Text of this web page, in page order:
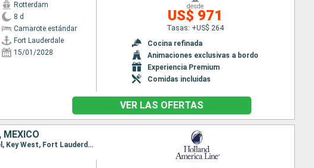
Rotterdam
8 d
Camarote estándar
Fort Lauderdale
15/01/2028
desde
US$ 971
Tasas: +US$ 264
Cocina refinada
Animaciones exclusivas a bordo
Experiencia Premium
Comidas incluidas
VER LAS OFERTAS
Itinerario : Fort Lauderdale, Half Moon Cay, Falmouth, Gran Caiman, Belice, Cozumel, Key West, Fort Lauderdale